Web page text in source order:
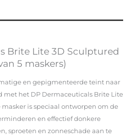
Brite Lite 3D Sculptured
5 maskers)
en gepigmenteerde teint naar
met het DP Dermaceuticals Brite Lite
is speciaal ontworpen om de
en effectief donkere
sproeten en zonneschade aan te